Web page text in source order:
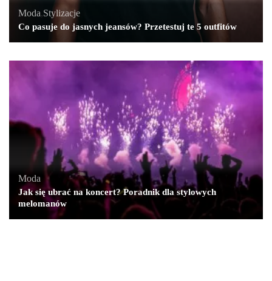
Moda,Stylizacje
Co pasuje do jasnych jeansów? Przetestuj te 5 outfitów
Moda
Jak się ubrać na koncert? Poradnik dla stylowych
melomanów